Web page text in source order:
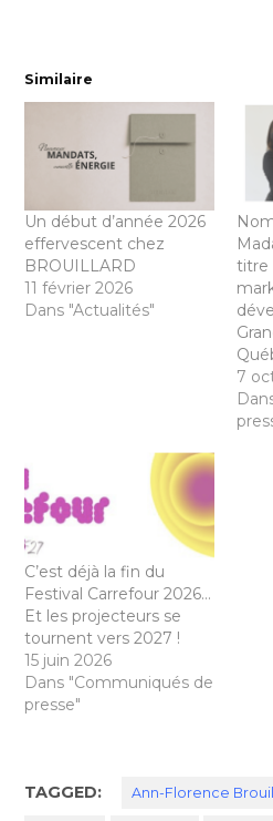
Similaire
Un début d’année 2026
effervescent chez
BROUILLARD
11 février 2026
Dans "Actualités"
titre
7
C’est déjà la fin du
Festival Carrefour 2026…
Et les projecteurs se
tournent vers 2027 !
15 juin 2026
Dans "Communiqués de
presse"
TAGGED: Ann-Florence